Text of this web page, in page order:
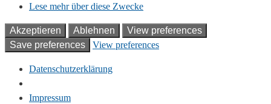
Lese mehr über diese Zwecke
Akzeptieren Ablehnen
View preferences
Save preferences
View preferences
Datenschutzerklärung
Impressum